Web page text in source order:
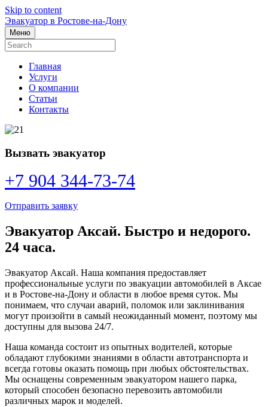
Skip to content
Эвакуатор в Ростове-на-Дону
Меню
Главная
Услуги
О компании
Статьи
Контакты
Вызвать эвакуатор
+7 904 344-73-74
Отправить заявку
Эвакуатор Аксай. Быстро и недорого.
24 часа.
Эвакуатор Аксай. Наша компания предоставляет
профессиональные услуги по эвакуации автомобилей в Аксае
и в Ростове-на-Дону и области в любое время суток. Мы
понимаем, что случаи аварий, поломок или заклинивания
могут произойти в самый неожиданный момент, поэтому мы
доступны для вызова 24/7.
Наша команда состоит из опытных водителей, которые
обладают глубокими знаниями в области автотранспорта и
всегда готовы оказать помощь при любых обстоятельствах.
Мы оснащены современным эвакуатором нашего парка,
который способен безопасно перевозить автомобили
различных марок и моделей.